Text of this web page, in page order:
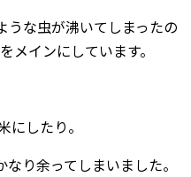
な虫が沸いてしまったの
メインにしています。
したり。
り余ってしまいました。